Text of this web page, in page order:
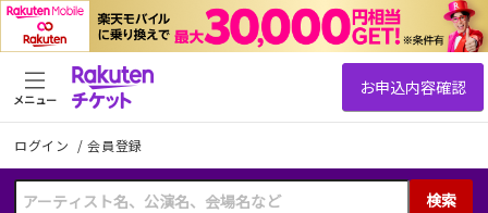
ログイン /会員登録
検索
メニュー